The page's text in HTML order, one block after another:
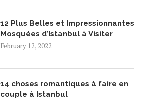
12 Plus Belles et Impressionnantes
Mosquées d’Istanbul à Visiter
February 12, 2022
14 choses romantiques à faire en
couple à Istanbul